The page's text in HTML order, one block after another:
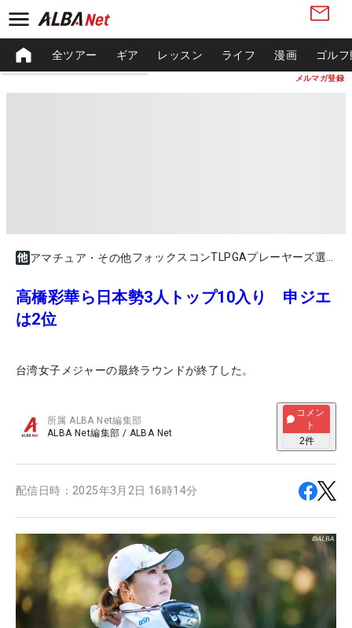
メルマガ登録
全ツアー ギア レッスン ライフ 漫画 ゴル
アマチュア・その他
高橋彩華ら日本勢3人トップ10入り 申ジエ
は2位
台湾女子メジャーの最終ラウンドが終了した。
所属ALBA Net編集部
ALBA Net編集部 / ALBA Net
コメン
ト
2件
配信日時： 2025年3月2日 16時14分